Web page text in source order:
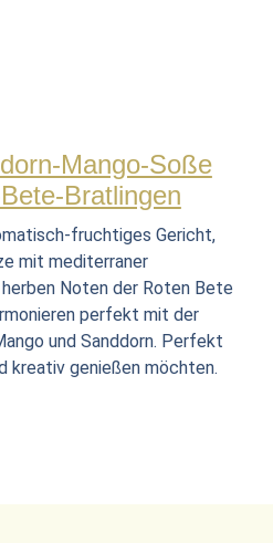
Mango-Soße
Bratlingen
fruchtiges Gericht,
mit mediterraner
Noten der Roten Bete
perfekt mit der
und Sanddorn. Perfekt
kreativ genießen möchten.